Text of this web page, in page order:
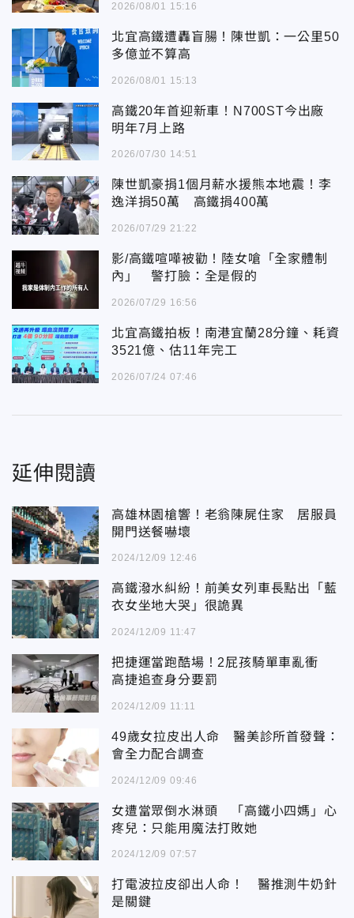
2026/08/01 15:16
北宜高鐵遭轟盲腸！陳世凱：一公里50
多億並不算高
2026/08/01 15:13
高鐵20年首迎新車！N700ST今出廠
明年7月上路
2026/07/30 14:51
陳世凱豪捐1個月薪水援熊本地震！李
逸洋捐50萬 高鐵捐400萬
2026/07/29 21:22
影/高鐵喧嘩被勸！陸女嗆「全家體制
內」 警打臉：全是假的
2026/07/29 16:56
北宜高鐵拍板！南港宜蘭28分鐘、耗資
3521億、估11年完工
2026/07/24 07:46
延伸閱讀
高雄林園槍響！老翁陳屍住家 居服員
開門送餐嚇壞
2024/12/09 12:46
高鐵潑水糾紛！前美女列車長點出「藍
衣女坐地大哭」很詭異
2024/12/09 11:47
把捷運當跑酷場！2屁孩騎單車亂衝
高捷追查身分要罰
2024/12/09 11:11
49歲女拉皮出人命 醫美診所首發聲：
會全力配合調查
2024/12/09 09:46
女遭當眾倒水淋頭 「高鐵小四媽」心
疼兒：只能用魔法打敗她
2024/12/09 07:57
打電波拉皮卻出人命！ 醫推測牛奶針
是關鍵